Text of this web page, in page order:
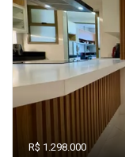
R$ 1.298.000